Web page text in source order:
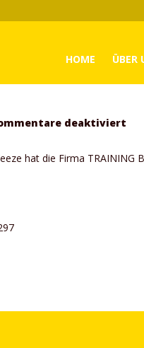
HOME ÜBER
deaktiviert
hat die Firma TRAINING